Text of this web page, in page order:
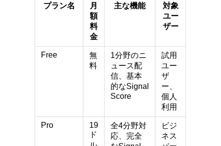
プラン名
月
額
料
金
主な機能
対象
ユー
ザー
Free
無
料
1分野のニ
ュース配
信、基本
的なSignal
Score
試用
ユー
ザ
ー、
個人
利用
Pro
19
ド
全4分野対
応、完全
ビジ
ネス